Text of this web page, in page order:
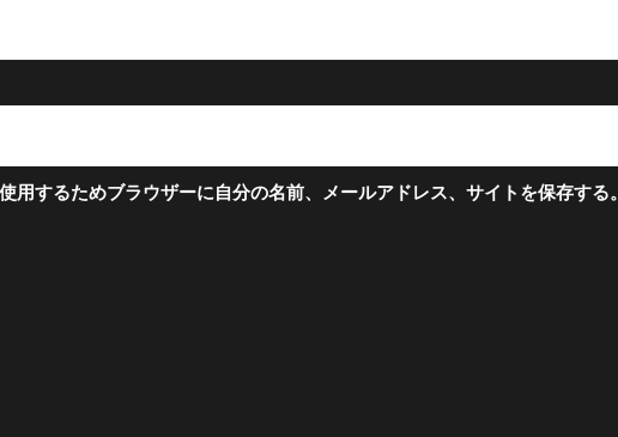
用するためブラウザーに自分の名前、メールアドレス、サイトを保存する。